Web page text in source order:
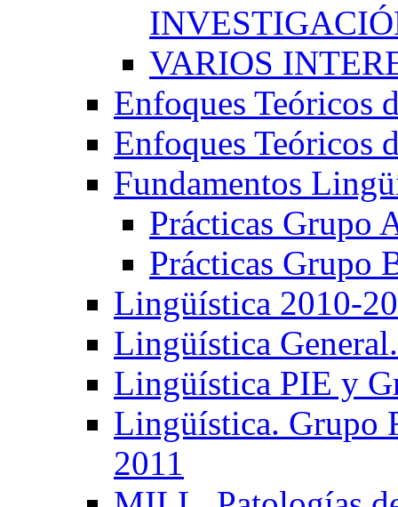
VARIOS
Enfoques Teóricos
Enfoques Teóricos
Fundamentos
Prácticas Grupo
Prácticas Grupo
Lingüística 2010-
Lingüística
Lingüística PIE y
Lingüística. Grupo
2011